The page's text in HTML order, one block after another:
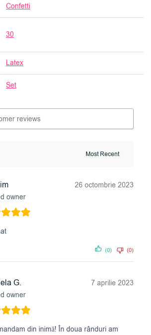
Confetti
30
Latex
Set
owner
26 octombrie 2023
(0) (0)
G.
owner
7 aprilie 2023
din inimă! În doua rânduri am